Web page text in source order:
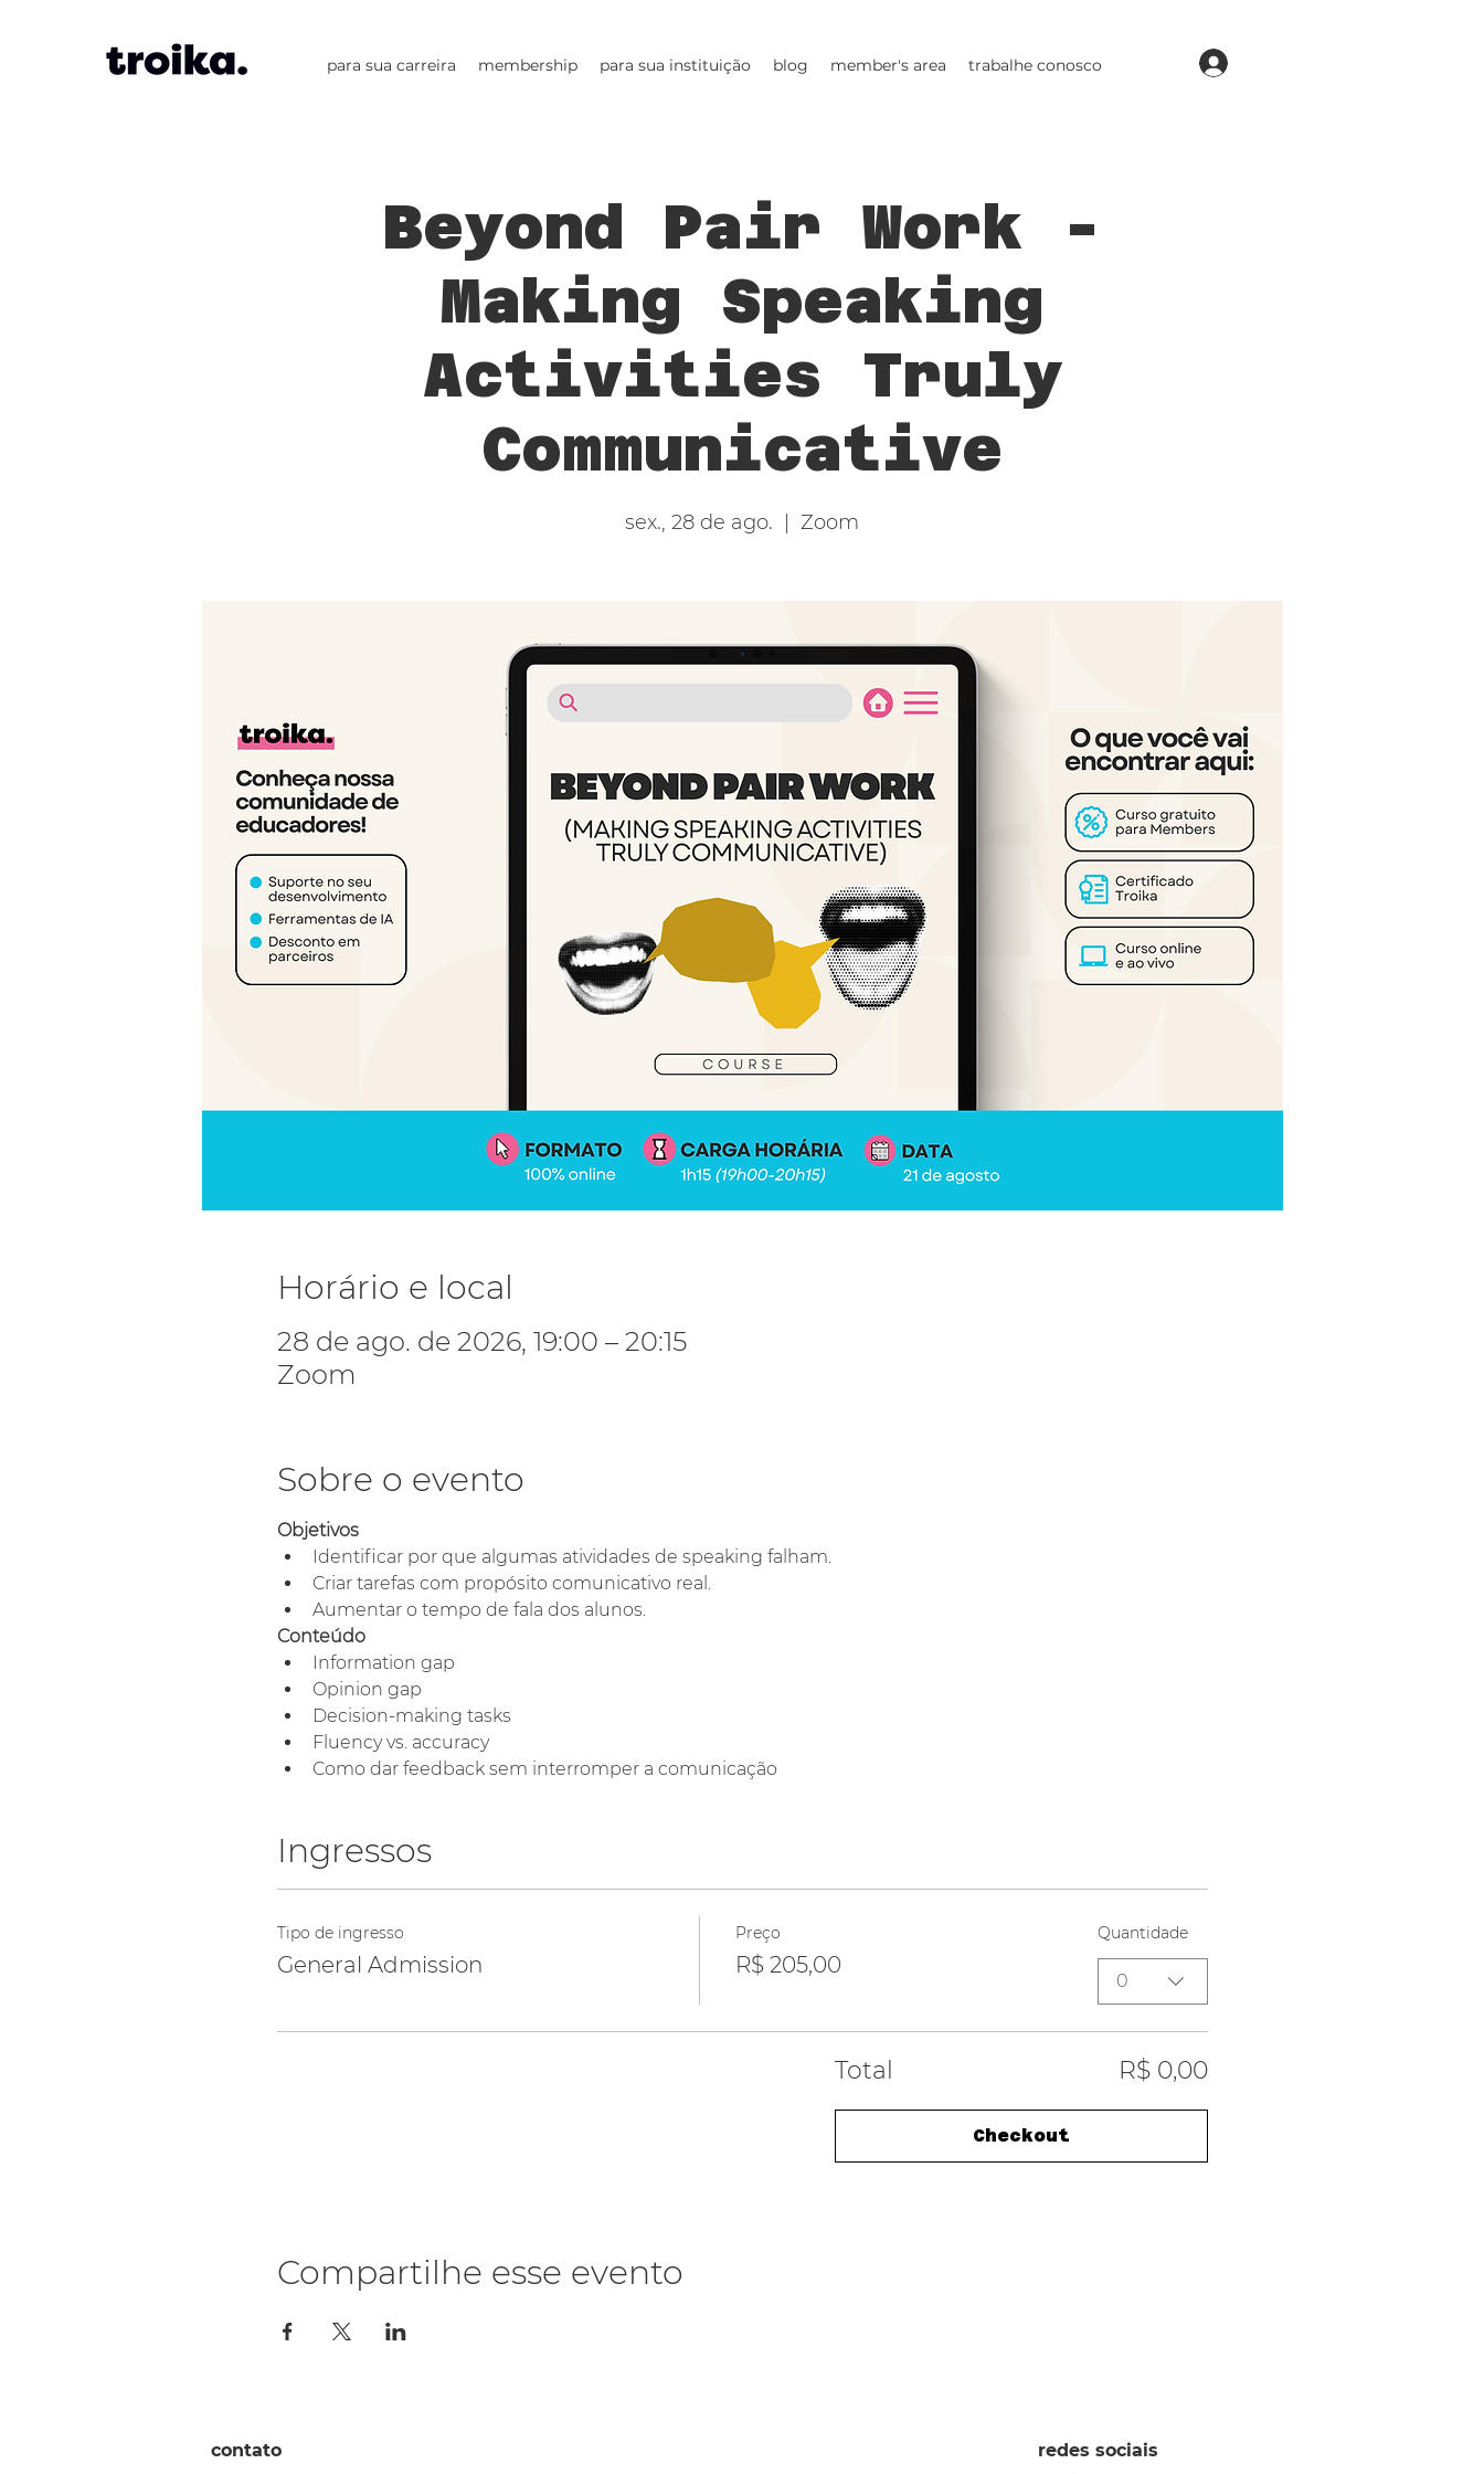
para sua carreira membership para sua instituição blog member's area trabalhe conosco
Beyond Pair Work -
Making Speaking
Activities Truly
Communicative
sex., 28 de ago. Zoom
Horário e local
28 de ago. de 2026, 19:00 – 20:15
Zoom
Sobre o evento
Objetivos
Identificar por que algumas atividades de speaking falham.
Criar tarefas com propósito comunicativo real.
Aumentar o tempo de fala dos alunos.
Conteúdo
Information gap
Opinion gap
Decision-making tasks
Fluency vs. accuracy
Como dar feedback sem interromper a comunicação
Ingressos
Tipo de ingresso
General Admission
Preço
R$ 205,00
Quantidade
0
Total R$ 0,00
Checkout
Compartilhe esse evento
contato redes sociais